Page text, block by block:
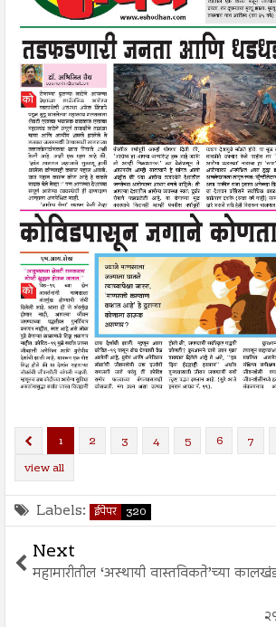
1 2 3 4 5 6 7
view all
Labels: ईपेपर 320
Next
महामारीतील ‘अस्थायी वास्तविकते’च्या